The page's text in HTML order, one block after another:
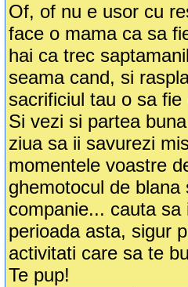
Of, of nu e usor cu
face o mama ca sa
hai ca trec
seama cand, si
sacrificiul tau o sa fie
Si vezi si partea
ziua sa ii savurezi
momentele voastre
ghemotocul de blana
companie... cauta sa
perioada asta, sigur
activitati care sa te
Te pup!